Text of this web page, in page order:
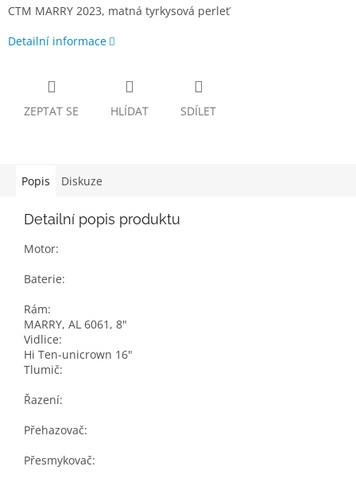
CTM MARRY 2023, matná tyrkysová perleť
Detailní informace
ZEPTAT SE HLÍDAT SDÍLET
Popis Diskuze
Detailní popis produktu
Motor:
Baterie:
Rám:
MARRY, AL 6061, 8"
Vidlice:
Hi Ten-unicrown 16"
Tlumič:
Řazení:
Přehazovač:
Přesmykovač: